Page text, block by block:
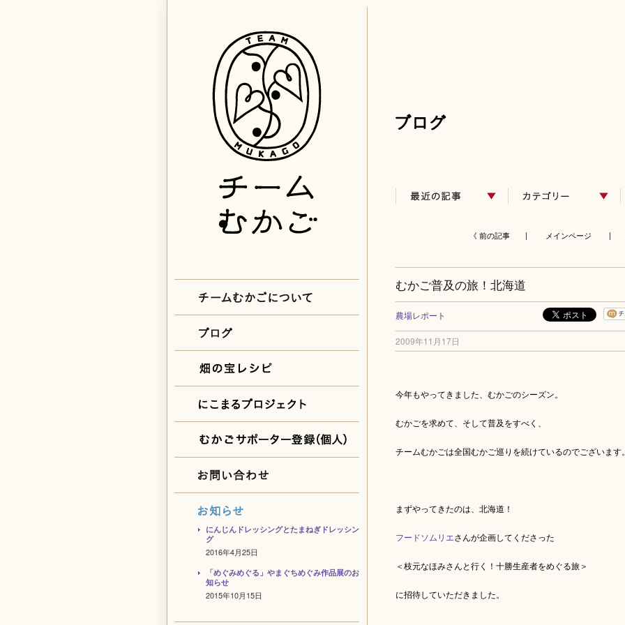
《 前の記事 | メインページ |
むかご普及の旅！北海道
農場レポート
2009年11月17日
今年もやってきました、むかごのシーズン。
むかごを求めて、そして普及をすべく、
チームむかごは全国むかご巡りを続けているのでございます。
まずやってきたのは、北海道！
フードソムリエさんが企画してくださった
＜枝元なほみさんと行く！十勝生産者をめぐる旅＞
に招待していただきました。
にんじんドレッシングとたまねぎドレッシン
グ
2016年4月25日
「めぐみめぐる」やまぐちめぐみ作品展のお
知らせ
2015年10月15日